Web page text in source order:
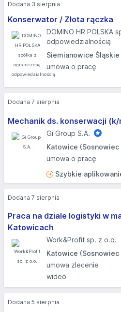
Konserwator / Złota rączka
DOMINO HR POLSKA
odpowiedzialnością
Siemianowice
umowa o pracę
Dodana 3 sierpnia
Mechanik ds. konserwacji (k/
Gi Group S.A.
Katowice (Sosnowiec
umowa o pracę
Szybkie
Dodana 7 sierpnia
Praca na dziale logistyki w
Katowicach
Work&Profit sp. z o.o.
Katowice (Sosnowiec
umowa zlecenie
wideo
Dodana 7 sierpnia
Dodana 5 sierpnia